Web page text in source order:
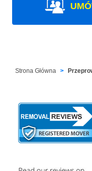
Strona Główna